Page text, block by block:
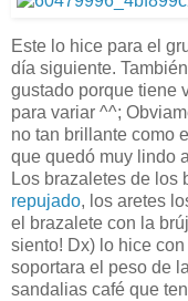
Este lo hice para el
día siguiente.
gustado porque tiene
para variar ^^;
no tan brillante como
que quedó muy lindo
Los brazaletes de los
repujado, los aretes
el brazalete con la
siento! Dx) lo hice
soportara el peso de
sandalias café que